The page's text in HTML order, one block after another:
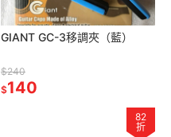
GIANT GC-3移調夾（藍）
$240
$140
82
折